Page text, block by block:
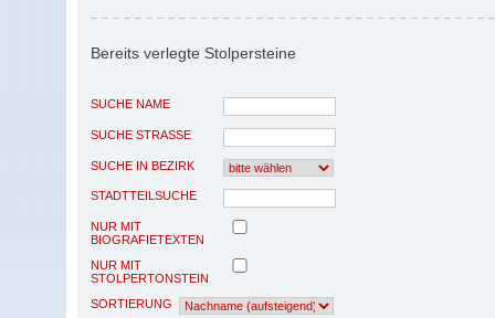
Bereits verlegte Stolpersteine
SUCHE NAME
SUCHE STRASSE
SUCHE IN BEZIRK
STADTTEILSUCHE
NUR MIT
BIOGRAFIETEXTEN
NUR MIT
STOLPERTONSTEIN
SORTIERUNG